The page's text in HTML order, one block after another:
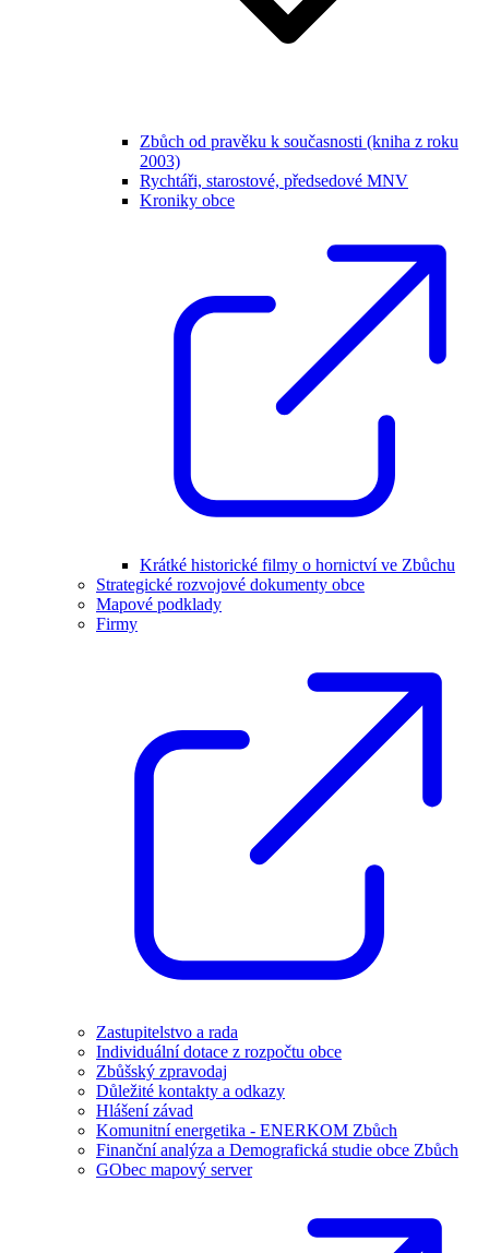
Zbůch od pravěku k současnosti (kniha z roku
2003)
Rychtáři, starostové, předsedové MNV
Kroniky obce
Krátké historické filmy o hornictví ve Zbůchu
Strategické rozvojové dokumenty obce
Mapové podklady
Firmy
Zastupitelstvo a rada
Individuální dotace z rozpočtu obce
Zbůšský zpravodaj
Důležité kontakty a odkazy
Hlášení závad
Komunitní energetika - ENERKOM Zbůch
Finanční analýza a Demografická studie obce Zbůch
GObec mapový server